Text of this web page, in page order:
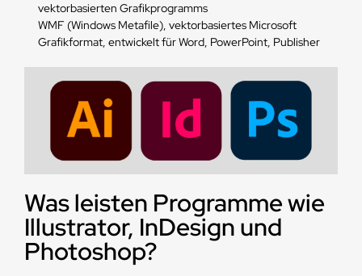
vektorbasierten Grafikprogramms
WMF (Windows Metafile), vektorbasiertes Microsoft
Grafikformat, entwickelt für Word, PowerPoint, Publisher
Was leisten Programme wie
Illustrator, InDesign und
Photoshop?